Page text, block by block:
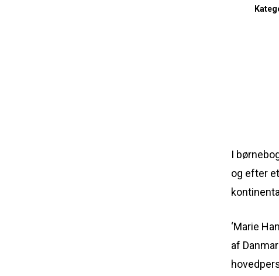
I
og efter
‘Marie
af